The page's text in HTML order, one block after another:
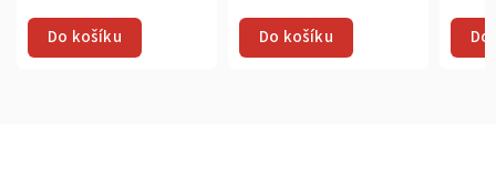
Do košíku Do košíku